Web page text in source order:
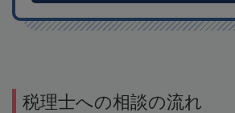
税理士への相談の流れ